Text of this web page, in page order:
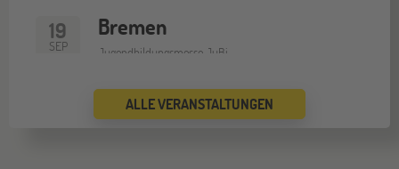
19
SEP
Bremen
Jugendbildungsmesse JuBi
Düsseldorf
ALLE VERANSTALTUNGEN